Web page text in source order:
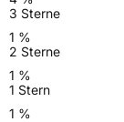
3 Sterne
1 %
2 Sterne
1 %
1 Stern
1 %